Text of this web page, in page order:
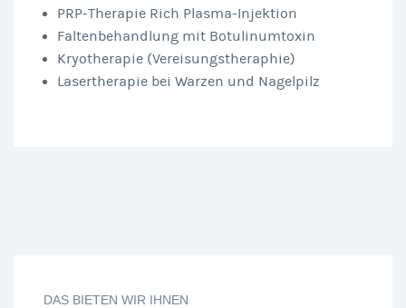
PRP-Therapie Rich Plasma-Injektion
Faltenbehandlung mit Botulinumtoxin
Kryotherapie (Vereisungstheraphie)
Lasertherapie bei Warzen und Nagelpilz
DAS BIETEN WIR IHNEN